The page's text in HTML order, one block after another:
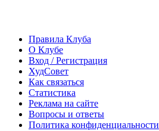
Правила Клуба
О Клубе
Вход / Регистрация
ХудСовет
Как связаться
Статистика
Реклама на сайте
Вопросы и ответы
Политика конфиденциальности